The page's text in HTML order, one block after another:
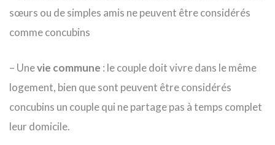
sœurs ou de simples amis ne peuvent être considérés
comme concubins
– Unevie commune : le couple doit vivre dans le même
logement, bien que sont peuvent être considérés
concubins un couple qui ne partage pas à temps complet
leur domicile.